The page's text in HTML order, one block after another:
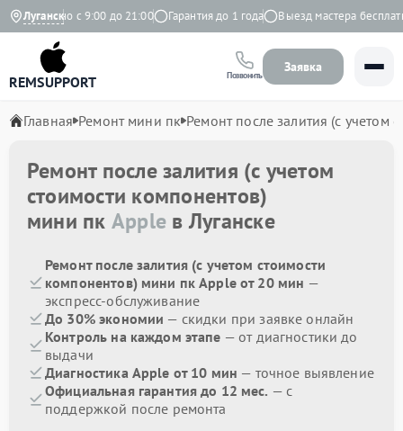
Луганск
Ежедневно с 9:00 до 21:00 Гарантия до 1 года Выезд мастера бесплатно
REMSUPPORT Позвонить
Заявка
Главная Ремонт мини пк Ремонт после залития (с учетом
Ремонт после залития (с учетом
стоимости компонентов)
мини пк Apple в Луганске
Ремонт после залития (с учетом стоимости
компонентов) мини пк Apple от 20 мин —
экспресс-обслуживание
До 30% экономии — скидки при заявке онлайн
Контроль на каждом этапе — от диагностики до
выдачи
Диагностика Apple от 10 мин — точное выявление
Официальная гарантия до 12 мес. — с
поддержкой после ремонта